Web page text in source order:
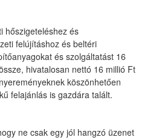
hőszigeteléshez és
felújításhoz és beltéri
és szolgáltatást 16
hivatalosan nettó 16 millió Ft
köszönhetően
felajánlás is gazdára talált.
ne csak egy jól hangzó üzenet